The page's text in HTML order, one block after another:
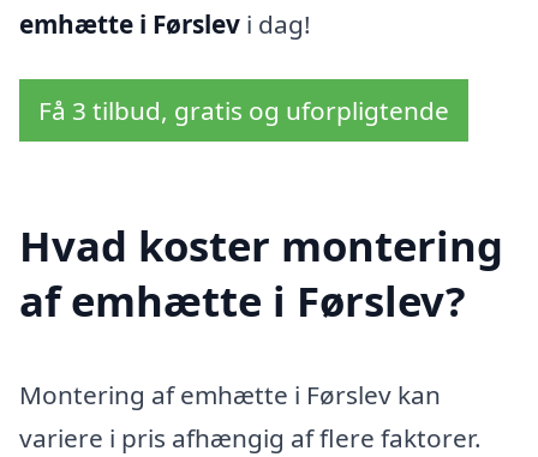
emhætte i Førslev i dag!
Få 3 tilbud, gratis og uforpligtende
Hvad koster montering
af emhætte i Førslev?
Montering af emhætte i Førslev kan
variere i pris afhængig af flere faktorer.